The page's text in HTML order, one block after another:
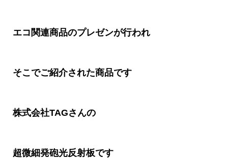
エコ関連商品のプレゼンが行われ
そこでご紹介された商品です
株式会社TAGさんの
超微細発砲光反射板です